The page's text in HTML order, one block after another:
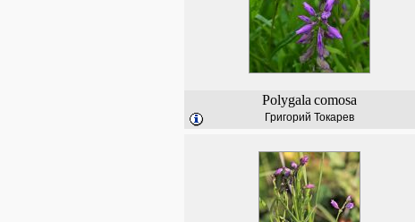
Polygala comosa
Григорий Токарев